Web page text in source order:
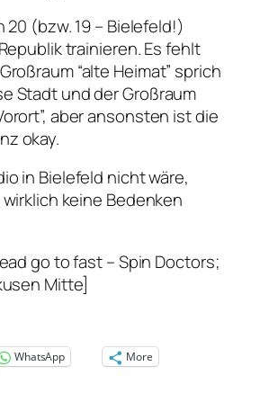
20 (bzw. 19 – Bielefeld!)
trainieren. Es fehlt
“alte Heimat” sprich
Stadt und der Großraum
aber ansonsten ist die
okay.
in Bielefeld nicht wäre,
keine Bedenken
go to fast – Spin Doctors;
Mitte]
WhatsApp
More